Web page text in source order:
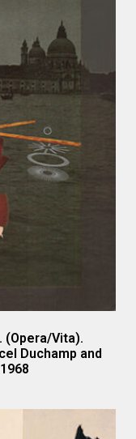
(Opera/Vita).
Duchamp and